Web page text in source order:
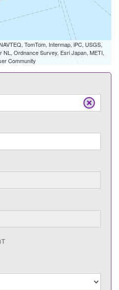
TomTom, Intermap, iPC, USGS,
NL, Ordnance Survey, Esri Japan, METI,
Community